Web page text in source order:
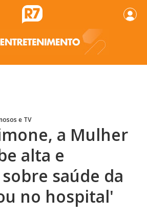
e TV
a Mulher
alta e
saúde da
no hospital'